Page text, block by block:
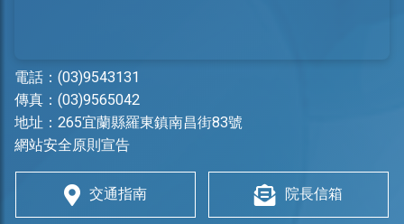
電話： (03)9543131
傳真：(03)9565042
地址： 265宜蘭縣羅東鎮南昌街83號
網站安全原則宣告
交通指南 院長信箱